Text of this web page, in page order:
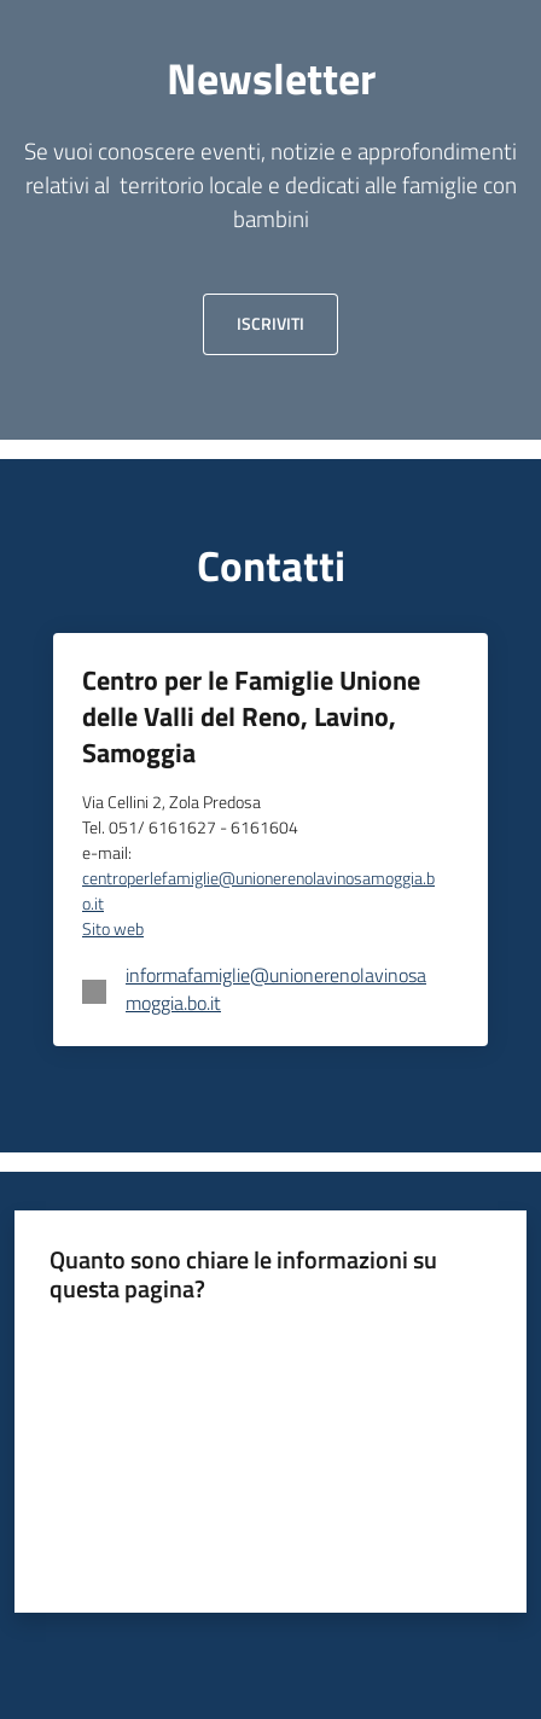
Newsletter
Se vuoi conoscere eventi, notizie e approfondimenti
relativi al territorio locale e dedicati alle famiglie con
bambini
ISCRIVITI
Contatti
Centro per le Famiglie Unione
delle Valli del Reno, Lavino,
Samoggia
Via Cellini 2, Zola Predosa
Tel. 051/ 6161627 - 6161604
e-mail:
centroperlefamiglie@unionerenolavinosamoggia.b
o.it
Sito web
informafamiglie@unionerenolavinosa
moggia.bo.it
Quanto sono chiare le informazioni su
questa pagina?